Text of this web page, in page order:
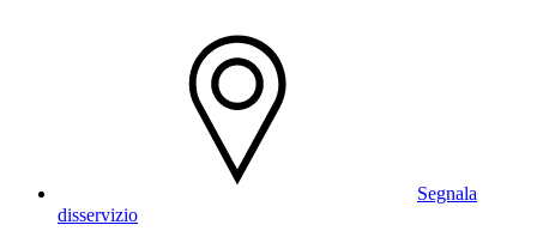
Segnala
disservizio